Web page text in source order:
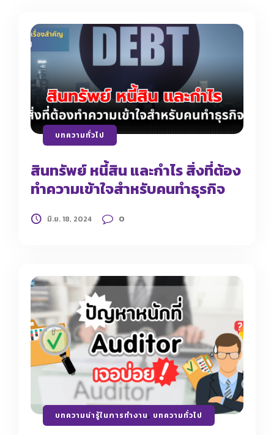
บทความทั่วไป
สินทรัพย์ หนี้สิน และกำไร สิ่งที่ต้อง
ทำความเข้าใจสำหรับคนทำธุรกิจ
มิ.ย. 18, 2024 0
บทความน่ารู้ในการทำงาน, บทความทั่วไป